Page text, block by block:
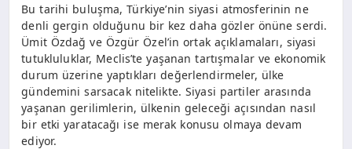
Bu tarihi buluşma, Türkiye’nin siyasi atmosferinin ne
denli gergin olduğunu bir kez daha gözler önüne serdi.
Ümit Özdağ ve Özgür Özel’in ortak açıklamaları, siyasi
tutukluluklar, Meclis’te yaşanan tartışmalar ve ekonomik
durum üzerine yaptıkları değerlendirmeler, ülke
gündemini sarsacak nitelikte. Siyasi partiler arasında
yaşanan gerilimlerin, ülkenin geleceği açısından nasıl
bir etki yaratacağı ise merak konusu olmaya devam
ediyor.